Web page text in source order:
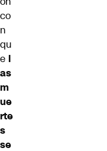
co
n
qu
e l
as
m
ue
rte
s
se